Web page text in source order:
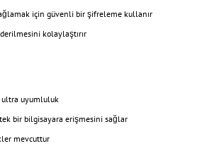
için güvenli bir şifreleme kullanır
kolaylaştırır
uyumluluk
bir bilgisayara erişmesini sağlar
mevcuttur